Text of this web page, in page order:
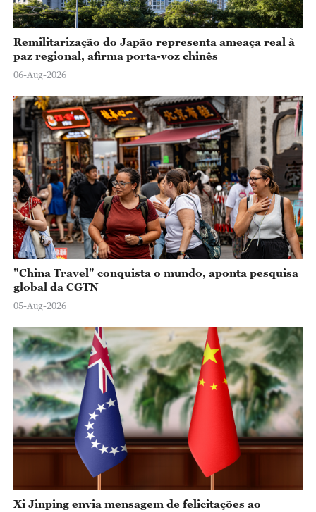
Remilitarização do Japão representa ameaça real à
paz regional, afirma porta-voz chinês
06-Aug-2026
"China Travel" conquista o mundo, aponta pesquisa
global da CGTN
05-Aug-2026
Xi Jinping envia mensagem de felicitações ao